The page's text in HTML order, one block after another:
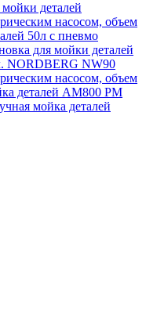
деталей
насосом, объем
50л с пневмо
для мойки деталей
NORDBERG NW90
насосом, объем
деталей АМ800 РМ
мойка деталей